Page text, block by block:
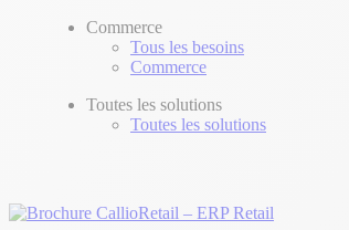
Commerce
Tous les besoins
Commerce
Toutes les solutions
Toutes les solutions